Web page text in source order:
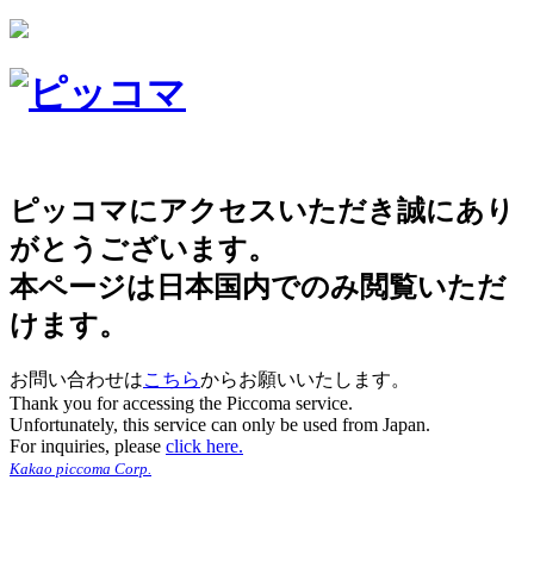
ピッコマにアクセスいただき誠にあり
がとうございます。
本ページは日本国内でのみ閲覧いただ
けます。
お問い合わせはこちらからお願いいたします。
Thank you for accessing the Piccoma service.
Unfortunately, this service can only be used from Japan.
For inquiries, please click here.
Kakao piccoma Corp.